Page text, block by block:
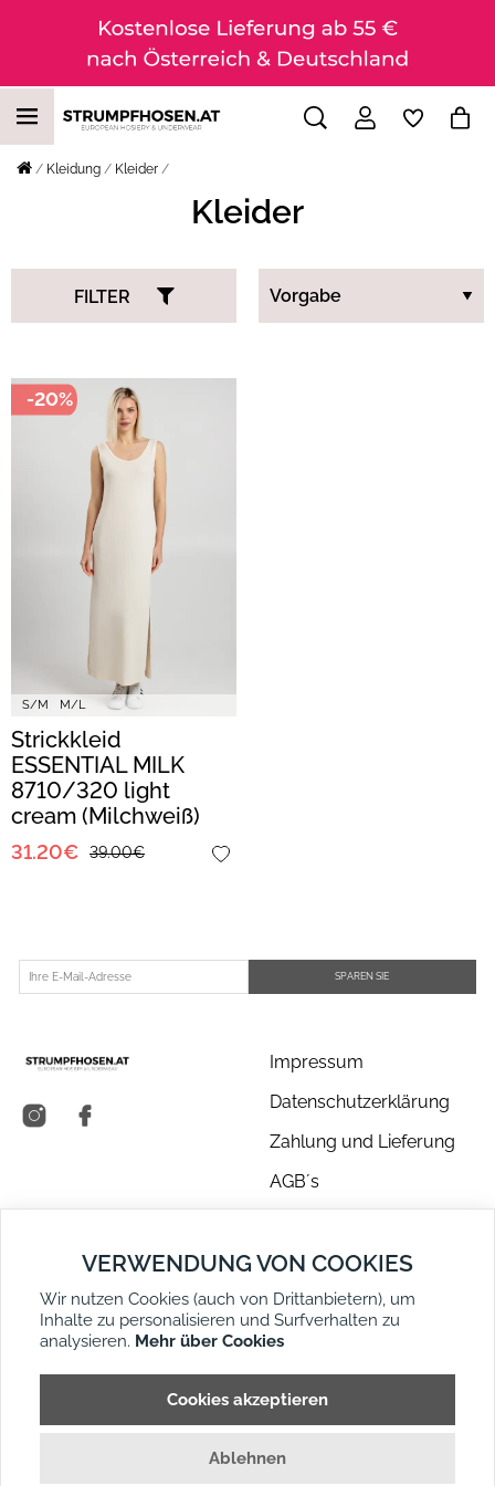
Kleidung Kleider
Kleider
FILTER
S/M M/L
-20%
Strickkleid
ESSENTIAL MILK
8710/320 light
cream (Milchweiß)
31.20€ 39.00€
SPAREN SIE
Impressum
Datenschutzerklärung
Zahlung und Lieferung
AGB´s
Kontakt
Retouren
Widerruf
Seitenübersicht
VERWENDUNG VON COOKIES
Wir nutzen Cookies (auch von Drittanbietern), um
Inhalte zu personalisieren und Surfverhalten zu
analysieren. Mehr über Cookies
Cookies akzeptieren
Ablehnen